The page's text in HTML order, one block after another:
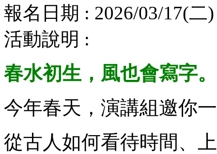
報名日期 : 2026/03/17(二
活動說明 :
春水初生，風也會寫字。
今年春天，演講組邀你
從古人如何看待時間、